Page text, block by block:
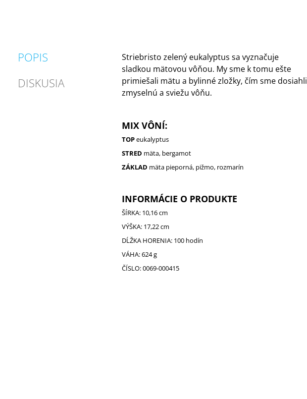
POPIS
DISKUSIA
Striebristo zelený eukalyptus sa vyznačuje
sladkou mätovou vôňou. My sme k tomu ešte
primiešali mätu a bylinné zložky, čím sme dosiahli
zmyselnú a sviežu vôňu.
MIX VÔNÍ:
TOPeukalyptus
STRED mäta, bergamot
ZÁKLAD mäta pieporná, pižmo, rozmarín
INFORMÁCIE O PRODUKTE
ŠÍRKA: 10,16 cm
VÝŠKA: 17,22 cm
DĹŽKA HORENIA: 100 hodín
VÁHA: 624 g
ČÍSLO: 0069-000415